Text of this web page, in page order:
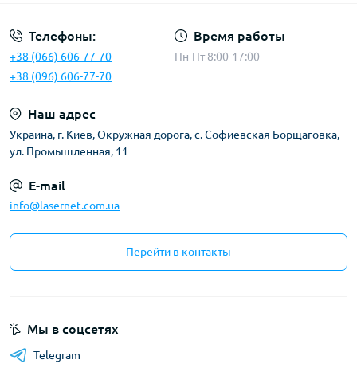
Телефоны:
+38 (066) 606-77-70
+38 (096) 606-77-70
Время работы
Пн-Пт 8:00-17:00
Наш адрес
Украина, г. Киев, Окружная дорога, с. Софиевская Борщаговка,
ул. Промышленная, 11
E-mail
info@lasernet.com.ua
Перейти в контакты
Мы в соцсетях
Telegram